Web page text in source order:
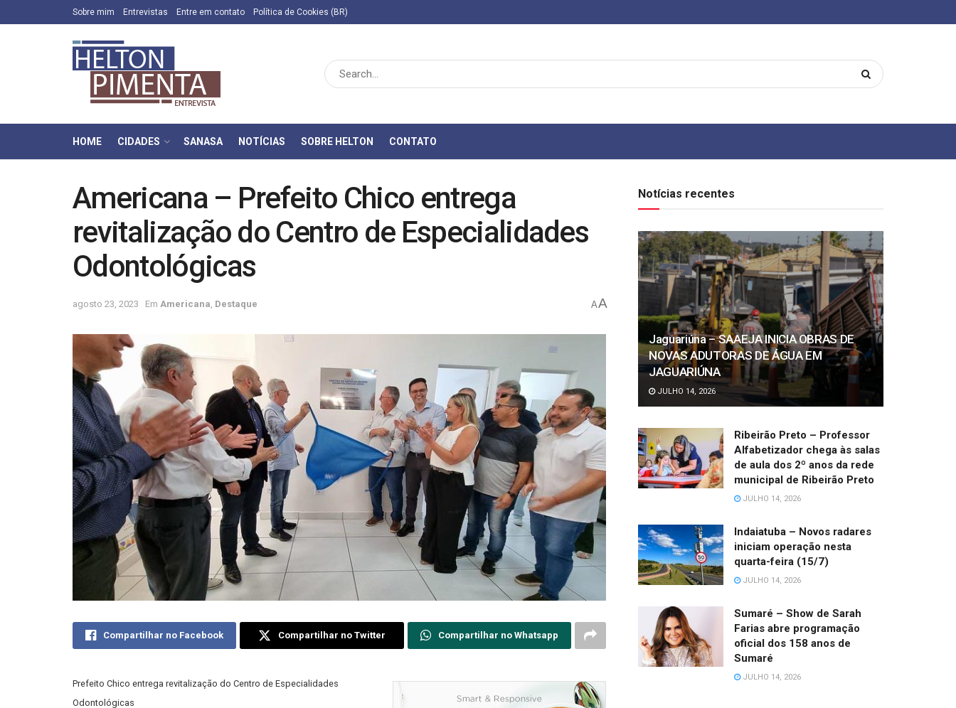
Sobre mim Entrevistas Entre em contato Política de Cookies (BR)
HOME CIDADES SANASA NOTÍCIAS SOBRE HELTON CONTATO
Americana – Prefeito Chico entrega
revitalização do Centro de Especialidades
Odontológicas
agosto 23, 2023 Em Americana Destaque AA
Compartilhar no Facebook Compartilhar no Twitter Compartilhar no Whatsapp
Prefeito Chico entrega revitalização do Centro de Especialidades
Odontológicas
Notícias recentes
Jaguariúna – SAAEJA INICIA OBRAS DE
NOVAS ADUTORAS DE ÁGUA EM
JAGUARIÚNA
JULHO 14, 2026
Ribeirão Preto – Professor
Alfabetizador chega às salas
de aula dos 2º anos da rede
municipal de Ribeirão Preto
JULHO 14, 2026
Indaiatuba – Novos radares
iniciam operação nesta
quarta-feira (15/7)
JULHO 14, 2026
Sumaré – Show de Sarah
Farias abre programação
oficial dos 158 anos de
Sumaré
JULHO 14, 2026